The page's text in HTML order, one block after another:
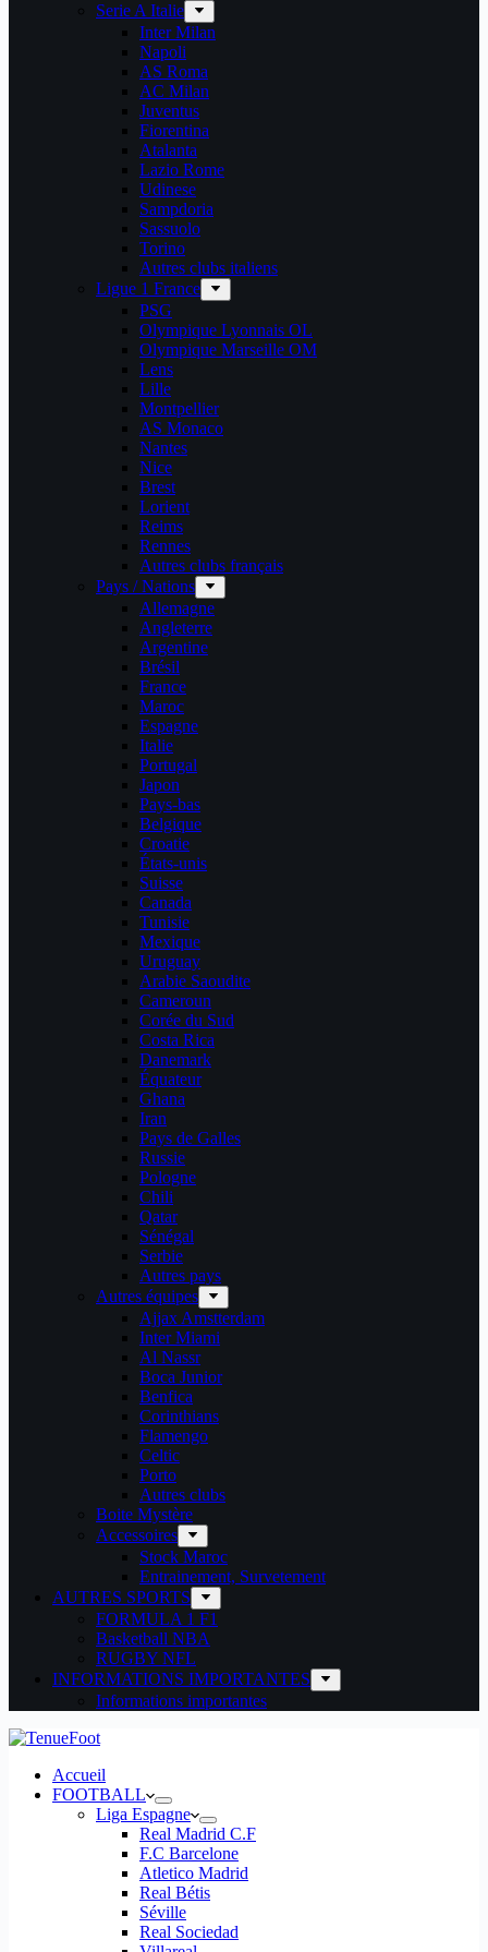
Serie A Italie
Inter Milan
Napoli
AS Roma
AC Milan
Juventus
Fiorentina
Atalanta
Lazio Rome
Udinese
Sampdoria
Sassuolo
Torino
Autres clubs italiens
Ligue 1 France
PSG
Olympique Lyonnais OL
Olympique Marseille OM
Lens
Lille
Montpellier
AS Monaco
Nantes
Nice
Brest
Lorient
Reims
Rennes
Autres clubs français
Pays / Nations
Allemagne
Angleterre
Argentine
Brésil
France
Maroc
Espagne
Italie
Portugal
Japon
Pays-bas
Belgique
Croatie
États-unis
Suisse
Canada
Tunisie
Mexique
Uruguay
Arabie Saoudite
Cameroun
Corée du Sud
Costa Rica
Danemark
Équateur
Ghana
Iran
Pays de Galles
Russie
Pologne
Chili
Qatar
Sénégal
Serbie
Autres pays
Autres équipes
Ajjax Amstterdam
Inter Miami
Al Nassr
Boca Junior
Benfica
Corinthians
Flamengo
Celtic
Porto
Autres clubs
Boite Mystère
Accessoires
Stock Maroc
Entrainement, Survetement
AUTRES SPORTS
FORMULA 1 F1
Basketball NBA
RUGBY NFL
INFORMATIONS IMPORTANTES
Informations importantes
Accueil
FOOTBALL
Liga Espagne
Real Madrid C.F
F.C Barcelone
Atletico Madrid
Real Bétis
Séville
Real Sociedad